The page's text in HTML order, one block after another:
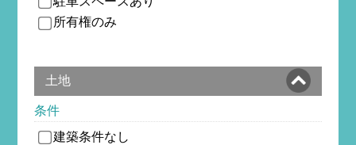
所有権のみ
土地
条件
建築条件なし